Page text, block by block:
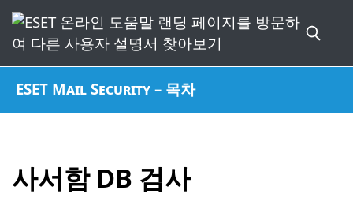
ESET Mail Security – 목차
사서함 DB 검사